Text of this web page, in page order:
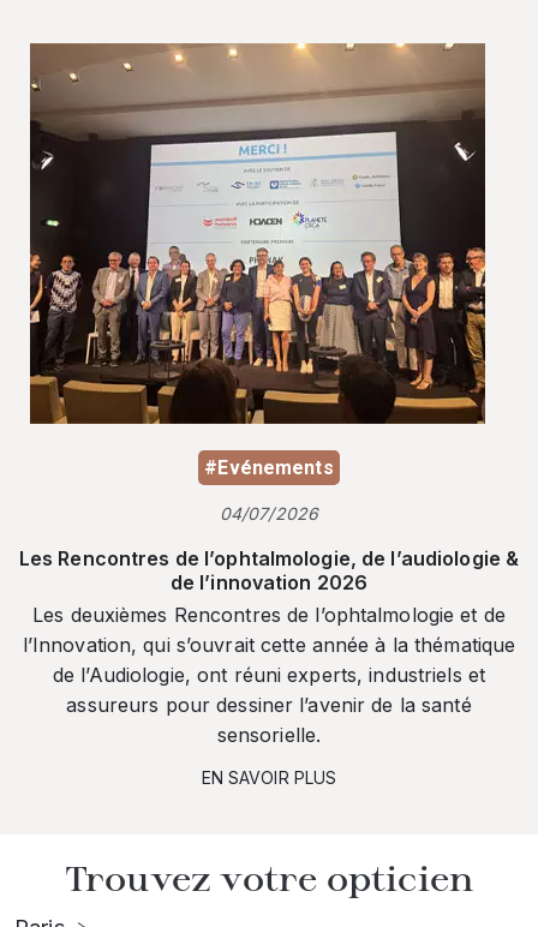
#Evénements
04/07/2026
Les Rencontres de l’ophtalmologie, de l’audiologie &
de l’innovation 2026
Les deuxièmes Rencontres de l’ophtalmologie et de
l’Innovation, qui s’ouvrait cette année à la thématique
de l’Audiologie, ont réuni experts, industriels et
assureurs pour dessiner l’avenir de la santé
sensorielle.
EN SAVOIR PLUS
Trouvez votre opticien